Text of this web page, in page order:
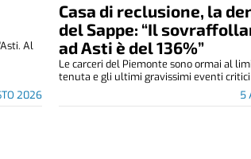
2026
Al
Casa di reclusione, la
del Sappe: “Il
ad Asti è del 136%”
5
Le carceri del Piemonte sono ormai al
tenuta e gli ultimi gravissimi eventi critici